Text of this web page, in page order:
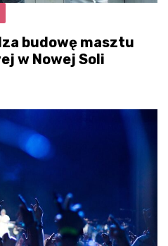
budowę masztu
w Nowej Soli